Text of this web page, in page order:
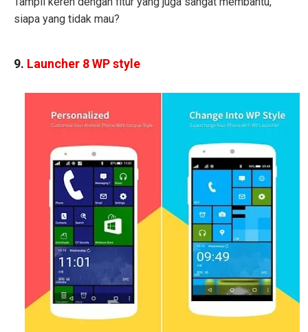
siapa yang tidak mau?
9. Launcher 8 WP style